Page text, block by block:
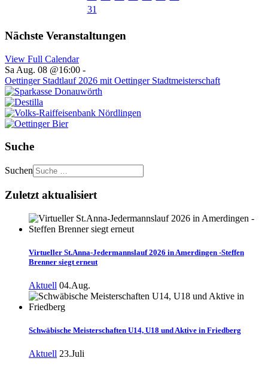
31
Nächste Veranstaltungen
View Full Calendar
Sa Aug. 08 @16:00 -
Oettinger Stadtlauf 2026 mit Oettinger Stadtmeisterschaft
Suche
Suchen
Zuletzt aktualisiert
Virtueller St.Anna-Jedermannslauf 2026 in Amerdingen -Steffen
Brenner siegt erneut
Aktuell 04.Aug.
Schwäbische Meisterschaften U14, U18 und Aktive in Friedberg
Aktuell 23.Juli